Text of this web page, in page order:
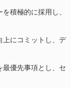
積極的に採用し、
上にコミットし、デ
最優先事項とし、セ